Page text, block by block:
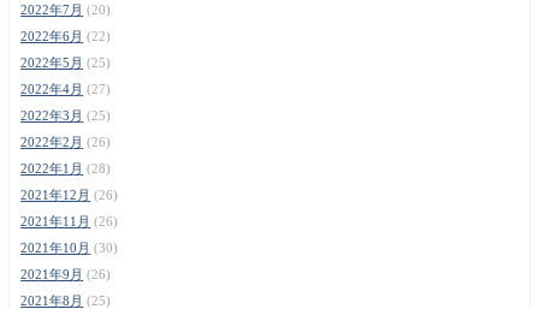
2022年7月 (20)
2022年6月 (22)
2022年5月 (25)
2022年4月 (27)
2022年3月 (25)
2022年2月 (26)
2022年1月 (28)
2021年12月 (26)
2021年11月 (26)
2021年10月 (30)
2021年9月 (26)
2021年8月 (25)